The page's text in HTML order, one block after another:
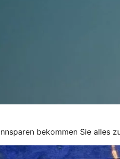
bekommen Sie alles